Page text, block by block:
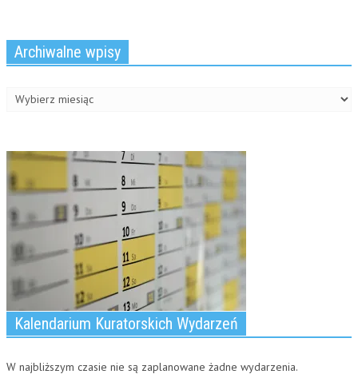
Archiwalne wpisy
Kalendarium Kuratorskich Wydarzeń
W najbliższym czasie nie są zaplanowane żadne wydarzenia.